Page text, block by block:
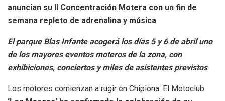
anuncian su II Concentración Motera con un fin de
semana repleto de adrenalina y música
El parque Blas Infante acogerá los días 5 y 6 de abril uno
de los mayores eventos moteros de la zona, con
exhibiciones, conciertos y miles de asistentes previstos
Los motores comienzan a rugir en Chipiona. El Motoclub